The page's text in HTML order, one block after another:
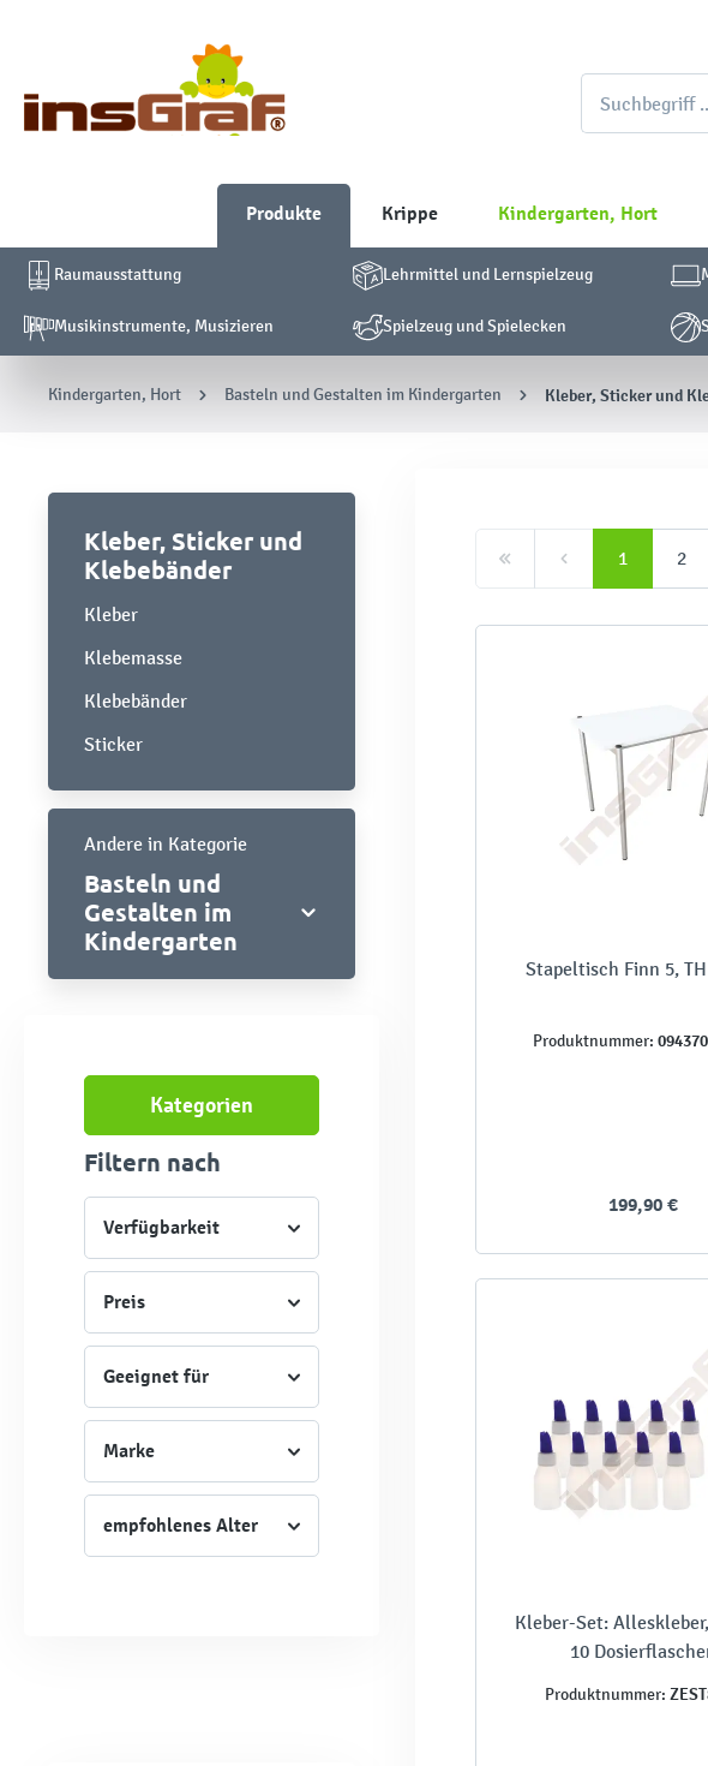
Produkte Krippe Kindergarten, Hort
Raumausstattung Lehrmittel und Lernspielzeug
Musikinstrumente, Musizieren Spielzeug und Spielecken
Kindergarten, Hort Basteln und Gestalten im Kindergarten Kleber, Sticker und
Kleber, Sticker und
Klebebänder
Kleber
Klebemasse
Klebebänder
Sticker
Andere in Kategorie
Basteln und
Gestalten im
Kindergarten
Kategorien
Filtern nach
Verfügbarkeit
Preis
Geeignet für
Marke
empfohlenes Alter
1 2
Stapeltisch Finn 5,
Produktnummer:
199,90 €
Kleber-Set:
10
Produktnummer: